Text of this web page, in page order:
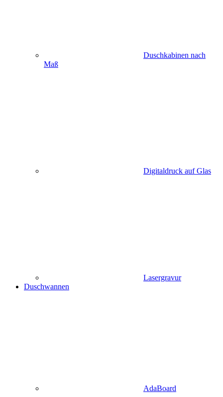
Duschkabinen nach
Maß
Digitaldruck auf Glas
Lasergravur
Duschwannen
AdaBoard